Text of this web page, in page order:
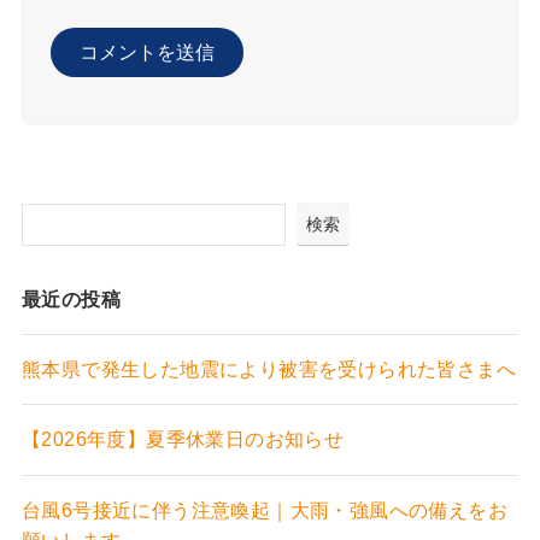
検索
最近の投稿
熊本県で発生した地震により被害を受けられた皆さまへ
【2026年度】夏季休業日のお知らせ
台風6号接近に伴う注意喚起｜大雨・強風への備えをお